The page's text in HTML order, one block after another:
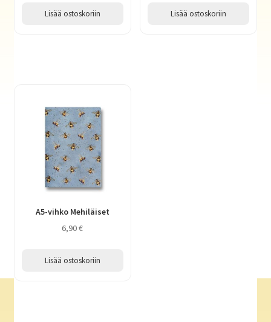
Lisää ostoskoriin Lisää ostoskoriin
A5-vihko Mehiläiset
6,90€
Lisää ostoskoriin